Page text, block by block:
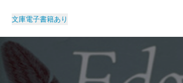
文庫電子書籍あり